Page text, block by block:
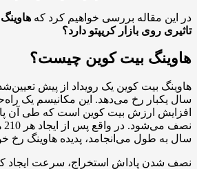
در این مقاله بررسی خواهیم کرد که
تاثیری روی بازار کریپتو دارد؟
هاوینگ بیت کوین چیست؟
هاوینگ بیت کوین یک رویداد از پیش
سال یکبار رخ می‌دهد. این مکانیسم یک
افزایش ارزش بیت کوین است که طی آن
سال به طول می‌انجامد، پدیده هاوینگ رخ
نصف شدن پاداش استخراج، سرعت ایجاد